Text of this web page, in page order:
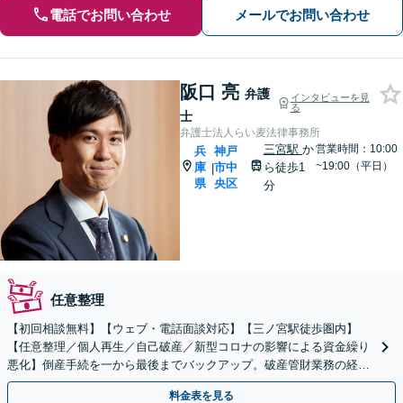
電話でお問い合わせ メールでお問い合わせ
阪口 亮 弁護
士
インタビューを見
る
弁護士法人らい麦法律事務所
兵
庫
県
|
神戸
市中
央区
三宮駅 か
ら徒歩1
分
営業時間：10:00
~19:00（平日）
任意整理
【初回相談無料】【ウェブ・電話面談対応】【三ノ宮駅徒歩圏内】
【任意整理／個人再生／自己破産／新型コロナの影響による資金繰り
悪化】倒産手続を一から最後までバックアップ。破産管財業務の経験
多数。借金の不安を払拭し最適な債務整理手続をご提案。
料金表を見る